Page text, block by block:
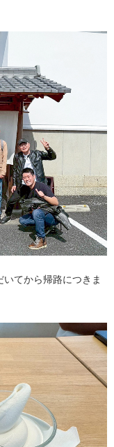
てから帰路につきま